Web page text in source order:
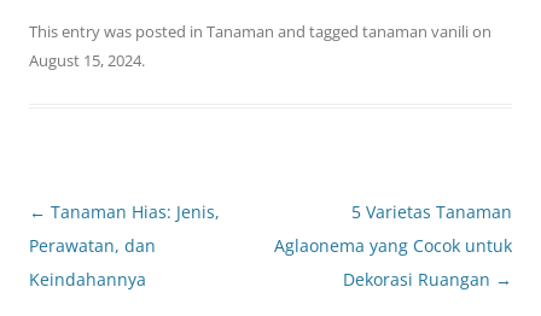
This entry was posted in Tanaman and tagged tanaman vanilion
August 15, 2024.
Post
navigation
← Tanaman Hias: Jenis,
Perawatan, dan
Keindahannya
5 Varietas Tanaman
Aglaonema yang Cocok untuk
Dekorasi Ruangan →